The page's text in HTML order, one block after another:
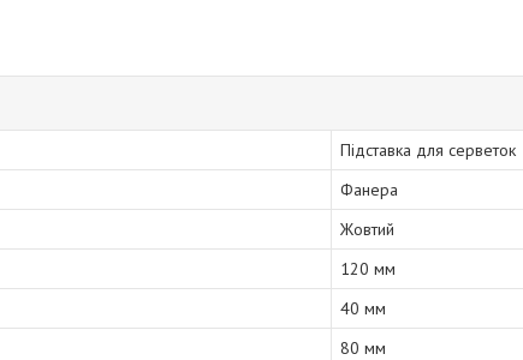
Підставка для серветок
Фанера
Жовтий
120 мм
40 мм
80 мм